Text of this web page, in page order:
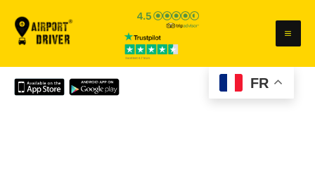
FR